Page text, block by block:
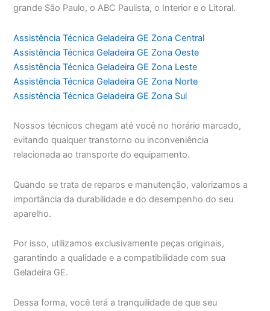
grande São Paulo, o ABC Paulista, o Interior e o Litoral.
Assistência Técnica Geladeira GE Zona Central
Assistência Técnica Geladeira GE Zona Oeste
Assistência Técnica Geladeira GE Zona Leste
Assistência Técnica Geladeira GE Zona Norte
Assistência Técnica Geladeira GE Zona Sul
Nossos técnicos chegam até você no horário marcado,
evitando qualquer transtorno ou inconveniência
relacionada ao transporte do equipamento.
Quando se trata de reparos e manutenção, valorizamos a
importância da durabilidade e do desempenho do seu
aparelho.
Por isso, utilizamos exclusivamente peças originais,
garantindo a qualidade e a compatibilidade com sua
Geladeira GE.
Dessa forma, você terá a tranquilidade de que seu